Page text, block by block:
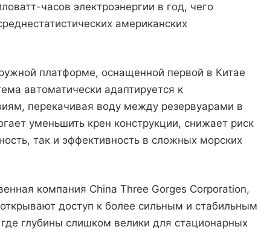
часов электроэнергии в год, чего
американских
платформе, оснащенной первой в Китае
автоматически адаптируется к
перекачивая воду между резервуарами в
уменьшить крен конструкции, снижает риск
так и эффективность в сложных морских
компания China Three Gorges Corporation,
доступ к более сильным и стабильным
глубины слишком велики для стационарных